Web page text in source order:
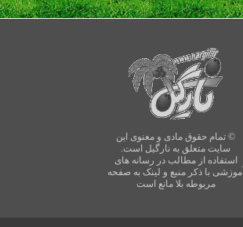
© تمام حقوق مادی و معنوی این
سایت متعلق به نارگیل است.
استفاده از مطالب در رسانه های
آموزشی با ذکر منبع و لینک به صفحه
مربوطه بلا مانع است